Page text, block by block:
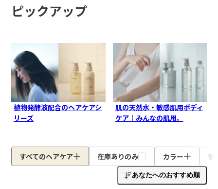
ピックアップ
植物発酵液配合のヘアケアシ
リーズ
肌の天然水・敏感肌用ボディ
ケア｜みんなの肌用。
すべてのヘアケア 在庫ありのみ カラー 価
あなたへのおすすめ順